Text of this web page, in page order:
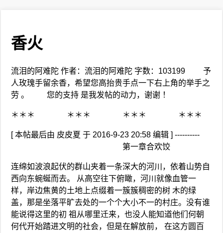
香火
流泪的阿难陀 作者：流泪的阿难陀 字数：103199 予
人玫瑰手留余香，希望您高抬贵手点一下右上角的举手之
劳 。 您的支持 是我发帖的动力，谢谢 ！
＊＊＊ ＊＊＊ ＊＊＊ ＊＊＊
[ 本帖最后由 皮皮夏 于 2016-9-23 20:58 编辑 ] ----------
第一章合欢饺
连绵如波浪起伏的群山夹着一条深大的河川，依着山势自
西向东蜿蜒而去。 从高空往下俯瞰，河川就像血管一
样，岸边焦黄的土地上点缀着一簇簇稠密的树 木的绿
盖，那是坐落平旷去处的一个个大小不一的村庄。没有谁
能说得这里的初 祖从哪里迁来，也没人能知道他们何朝
何代开始踏进文明的社会，但是在解放前， 在这方圆百